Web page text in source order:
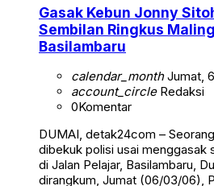
Gasak Kebun Jonny
Sembilan Ringkus
Basilambaru
calendar_monthJumat,
account_circleRedaksi
0Komentar
DUMAI, detak24com –
dibekuk polisi usai menggasak
di Jalan Pelajar, Basilambaru,
dirangkum, Jumat (06/03/06),